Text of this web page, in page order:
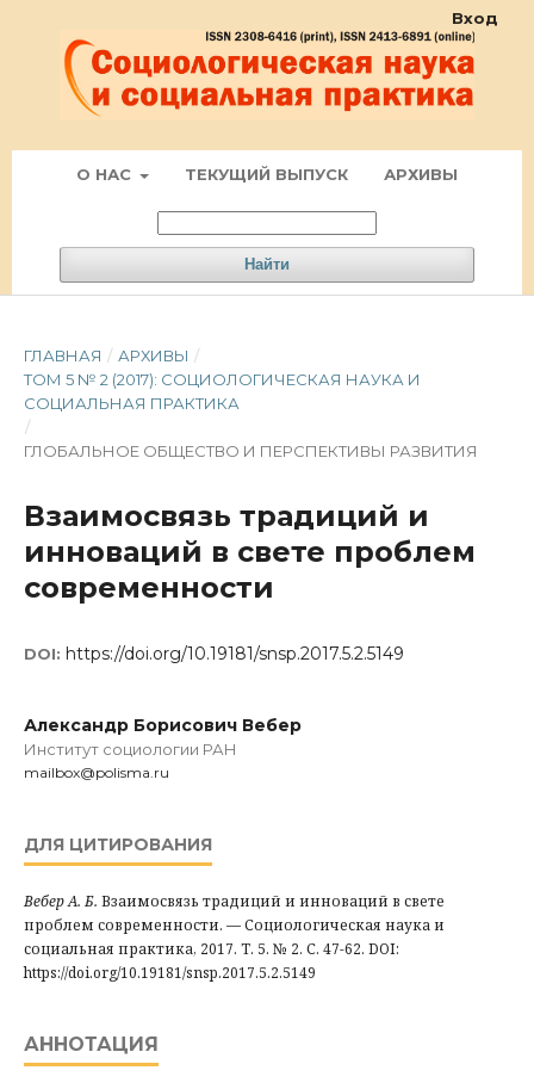
О НАС ТЕКУЩИЙ ВЫПУСК АРХИВЫ
Найти
Вход
ГЛАВНАЯ / АРХИВЫ /
ТОМ 5 № 2 (2017): СОЦИОЛОГИЧЕСКАЯ НАУКА И
СОЦИАЛЬНАЯ ПРАКТИКА
/
ГЛОБАЛЬНОЕ ОБЩЕСТВО И ПЕРСПЕКТИВЫ РАЗВИТИЯ
Взаимосвязь традиций и
инноваций в свете проблем
современности
DOI: https://doi.org/10.19181/snsp.2017.5.2.5149
Александр Борисович Вебер
Институт социологии РАН
mailbox@polisma.ru
ДЛЯ ЦИТИРОВАНИЯ
Вебер А. Б. Взаимосвязь традиций и инноваций в свете
проблем современности. — Социологическая наука и
социальная практика, 2017. Т. 5. № 2. С. 47-62. DOI:
https://doi.org/10.19181/snsp.2017.5.2.5149
АННОТАЦИЯ